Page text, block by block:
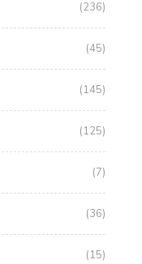
(236)
(45)
(145)
(125)
(7)
(36)
(15)